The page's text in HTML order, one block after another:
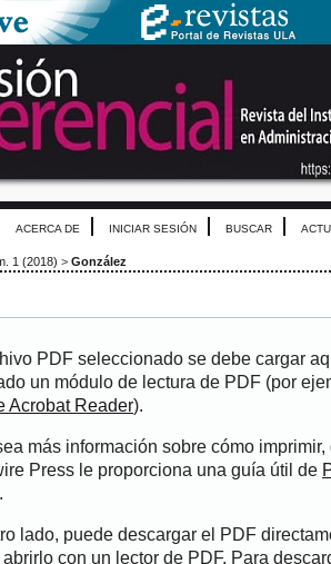
ACERCA DE INICIAR SESIÓN BUSCAR
1 (2018) > González
PDF seleccionado se debe cargar
un módulo de lectura de PDF (por
Acrobat Reader).
más información sobre cómo
Press le proporciona una guía útil de
.
lado, puede descargar el PDF
abrirlo con un lector de PDF. Para